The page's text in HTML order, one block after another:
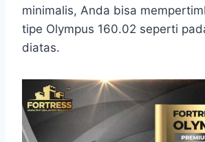
minimalis, Anda bisa
tipe Olympus 160.02 seperti
diatas.